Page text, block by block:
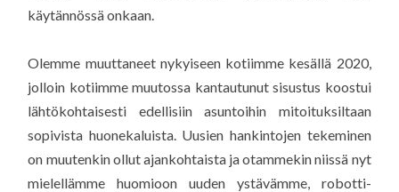
käytännössä onkaan.
Olemme muuttaneet nykyiseen kotiimme kesällä 2020,
jolloin kotiimme muutossa kantautunut sisustus koostui
lähtökohtaisesti edellisiin asuntoihin mitoituksiltaan
sopivista huonekaluista. Uusien hankintojen tekeminen
on muutenkin ollut ajankohtaista ja otammekin niissä nyt
mielellämme huomioon uuden ystävämme, robotti-